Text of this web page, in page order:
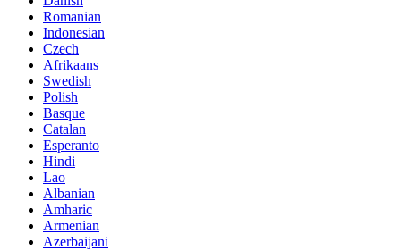
Romanian
Indonesian
Czech
Afrikaans
Swedish
Polish
Basque
Catalan
Esperanto
Hindi
Lao
Albanian
Amharic
Armenian
Azerbaijani